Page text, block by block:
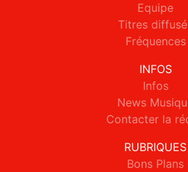
Equipe
Titres
Fréquences
INFOS
Infos
News
Contacter la
RUBRIQUES
Bons Plans